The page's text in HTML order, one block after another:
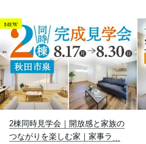
2棟同時見学会｜開放感と家族の
つながりを楽しむ家｜家事ラク
NEW